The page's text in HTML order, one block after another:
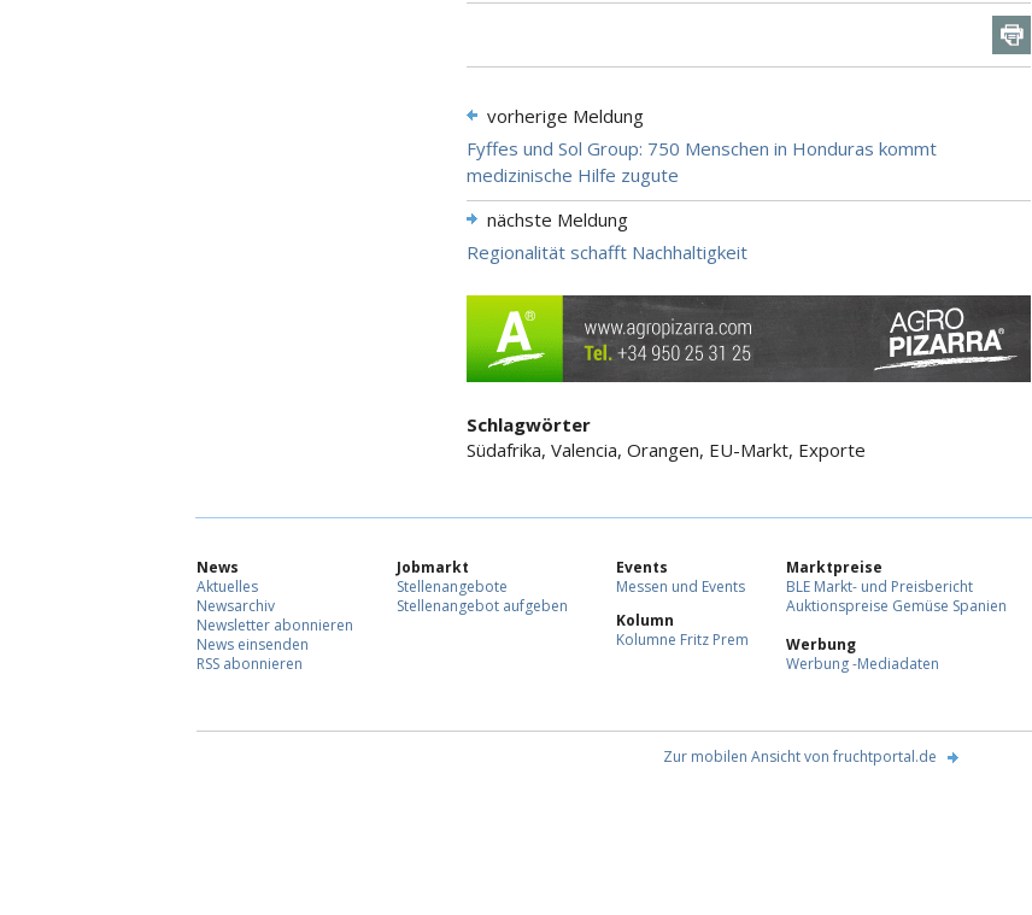
vorherige Meldung
Fyffes und Sol Group: 750 Menschen in Honduras kommt
medizinische Hilfe zugute
nächste Meldung
Regionalität schafft Nachhaltigkeit
Schlagwörter
Südafrika, Valencia, Orangen, EU-Markt, Exporte
News
Aktuelles
Newsarchiv
Newsletter abonnieren
News einsenden
RSS abonnieren
Jobmarkt
Stellenangebote
Stellenangebot aufgeben
Events
Messen und Events
Kolumn
Kolumne Fritz Prem
Marktpreise
BLE Markt- und Preisbericht
Auktionspreise Gemüse Spanien
Werbung
Werbung -Mediadaten
Zur mobilen Ansicht von fruchtportal.de